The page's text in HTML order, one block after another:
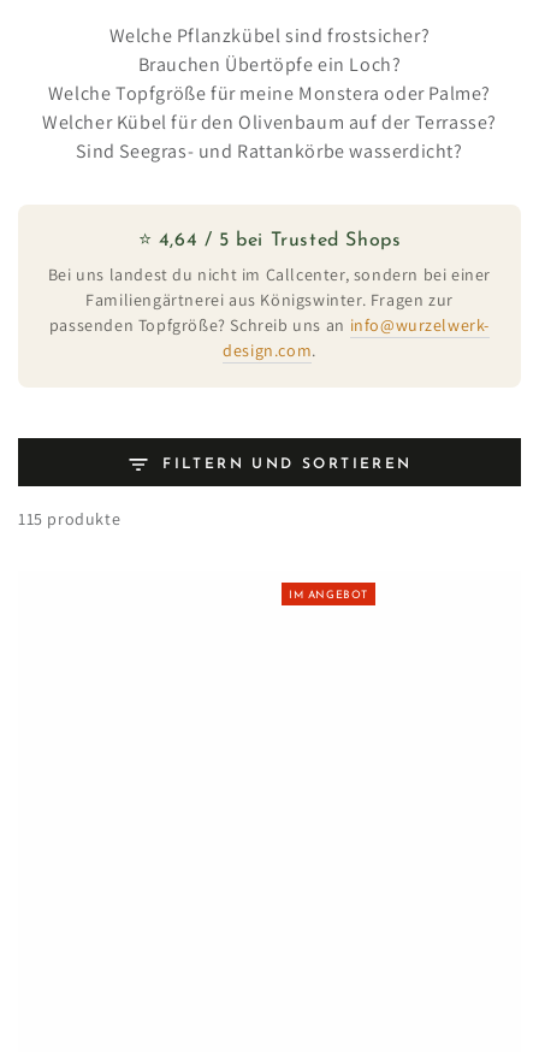
Welche Pflanzkübel sind frostsicher?
Brauchen Übertöpfe ein Loch?
Welche Topfgröße für meine Monstera oder Palme?
Welcher Kübel für den Olivenbaum auf der Terrasse?
Sind Seegras- und Rattankörbe wasserdicht?
⭐ 4,64 / 5 bei Trusted Shops
Bei uns landest du nicht im Callcenter, sondern bei einer
Familiengärtnerei aus Königswinter. Fragen zur
passenden Topfgröße? Schreib uns an info@wurzelwerk-
design.com.
FILTERN UND SORTIEREN
115 produkte
IM ANGEBOT